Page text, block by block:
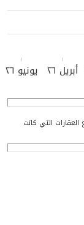
أبريل ٢٦ يونيو ٢٦
التي كانت